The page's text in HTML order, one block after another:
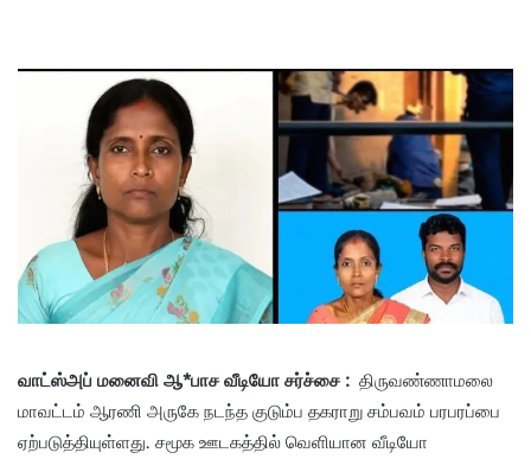
வாட்ஸ்அப் மனைவி ஆ*பாச வீடியோ சர்ச்சை : திருவண்ணாமலை
மாவட்டம் ஆரணி அருகே நடந்த குடும்ப தகராறு சம்பவம் பரபரப்பை
ஏற்படுத்தியுள்ளது. சமூக ஊடகத்தில் வெளியான வீடியோ